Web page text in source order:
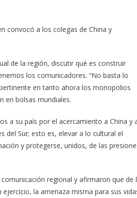
convocó a los colegas de China y
de la región, discutir qué es construir
los comunicadores. “No basta lo
en tanto ahora los monopolios
en bolsas mundiales.
a su país por el acercamiento a China y
del Sur; esto es, elevar a lo cultural el
y protegerse, unidos, de las
regional y afirmaron que de
la amenaza misma para sus